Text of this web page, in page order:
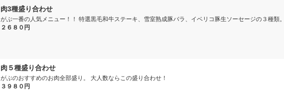
肉3種盛り合わせ
がぶ一番の人気メニュー！！ 特選黒毛和牛ステーキ、雪室熟成豚バラ、イベリコ豚生ソーセージの３種類。
２６８０円
肉５種盛り合わせ
がぶのおすすめのお肉全部盛り。 大人数ならこの盛り合わせ！
３９８０円